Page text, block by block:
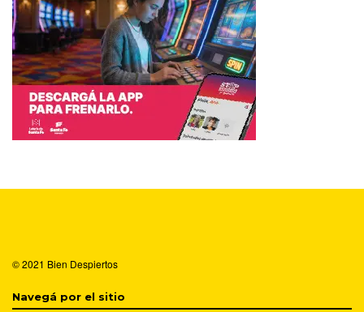
© 2021 Bien Despiertos
Navegá por el sitio